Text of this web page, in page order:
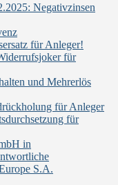
Negativzinsen
für Anleger!
für
und Mehrerlös
für Anleger
für
in
S.A.